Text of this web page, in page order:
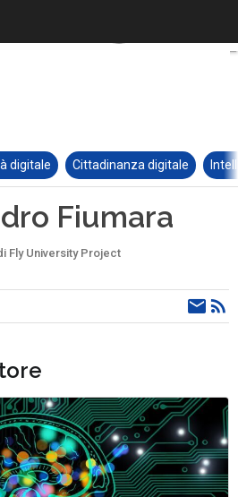
digitale Cittadinanza digitale
Fiumara
Fly University Project